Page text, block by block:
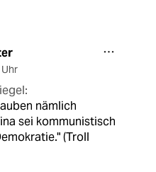
nämlich
sei kommunistisch
(Troll